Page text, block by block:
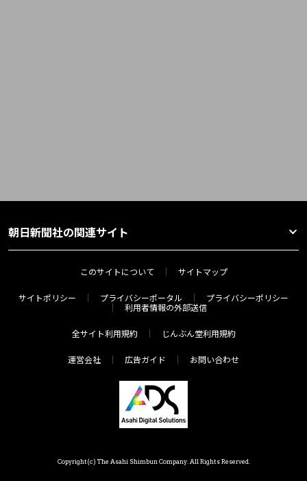
朝日新聞社の関連サイト
このサイトについて サイトマップ
サイトポリシー プライバシーポータル
プライバシーポリシー
利用者情報の外部送信
全サイト利用規約 じんぶん堂利用規約
運営会社 広告ガイド お問い合わせ
Copyright(c) The Asahi Shimbun Company. All Rights Reserved.